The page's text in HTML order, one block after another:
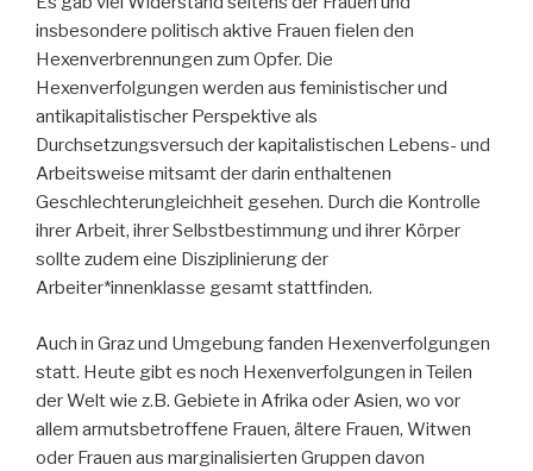
insbesondere politisch aktive Frauen fielen den
Hexenverbrennungen zum Opfer. Die
Hexenverfolgungen werden aus feministischer und
antikapitalistischer Perspektive als
Durchsetzungsversuch der kapitalistischen Lebens- und
Arbeitsweise mitsamt der darin enthaltenen
Geschlechterungleichheit gesehen. Durch die Kontrolle
ihrer Arbeit, ihrer Selbstbestimmung und ihrer Körper
sollte zudem eine Disziplinierung der
Arbeiter*innenklasse gesamt stattfinden.
Auch in Graz und Umgebung fanden Hexenverfolgungen
statt. Heute gibt es noch Hexenverfolgungen in Teilen
der Welt wie z.B. Gebiete in Afrika oder Asien, wo vor
allem armutsbetroffene Frauen, ältere Frauen, Witwen
oder Frauen aus marginalisierten Gruppen davon